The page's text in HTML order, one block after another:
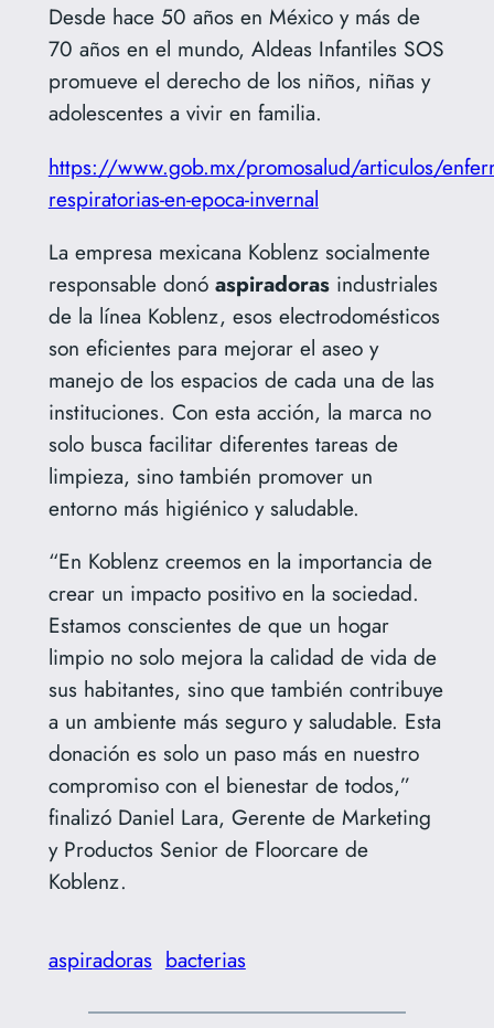
Desde hace 50 años en México y más de
70 años en el mundo, Aldeas Infantiles SOS
promueve el derecho de los niños, niñas y
adolescentes a vivir en familia.
https://www.gob.mx/promosalud/articulos/
respiratorias-en-epoca-invernal
La empresa mexicana Koblenz socialmente
responsable donó aspiradorasindustriales
de la línea Koblenz, esos electrodomésticos
son eficientes para mejorar el aseo y
manejo de los espacios de cada una de las
instituciones. Con esta acción, la marca no
solo busca facilitar diferentes tareas de
limpieza, sino también promover un
entorno más higiénico y saludable.
“En Koblenz creemos en la importancia de
crear un impacto positivo en la sociedad.
Estamos conscientes de que un hogar
limpio no solo mejora la calidad de vida de
sus habitantes, sino que también contribuye
a un ambiente más seguro y saludable. Esta
donación es solo un paso más en nuestro
compromiso con el bienestar de todos,”
finalizó Daniel Lara, Gerente de Marketing
y Productos Senior de Floorcare de
Koblenz.
aspiradoras bacterias